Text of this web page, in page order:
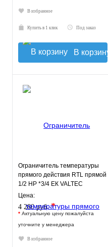
В избранное
Купить в 1 клик Под заказ
В корзину
Ограничитель температуры
прямого действия RTL прямой
1/2 НР *3/4 ЕК VALTEC
Цена:
4 280 руб.*
* Актуальную цену пожалуйста
уточните у менеджера
В избранное